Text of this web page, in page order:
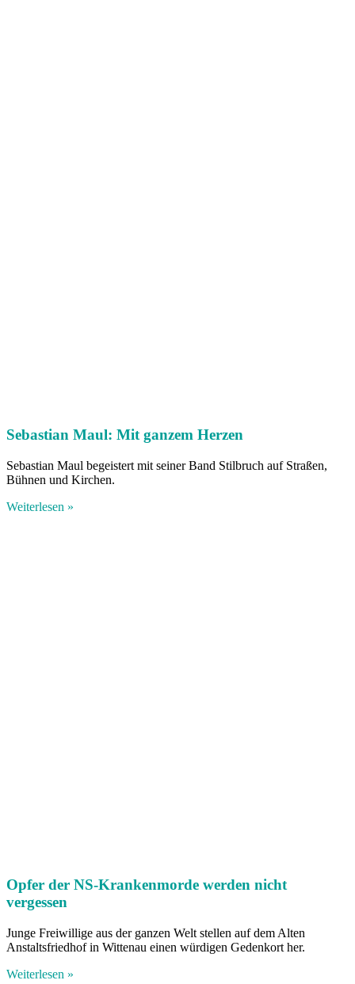
Sebastian Maul: Mit ganzem Herzen
Sebastian Maul begeistert mit seiner Band Stilbruch auf Straßen,
Bühnen und Kirchen.
Weiterlesen »
Opfer der NS-Krankenmorde werden nicht
vergessen
Junge Freiwillige aus der ganzen Welt stellen auf dem Alten
Anstaltsfriedhof in Wittenau einen würdigen Gedenkort her.
Weiterlesen »